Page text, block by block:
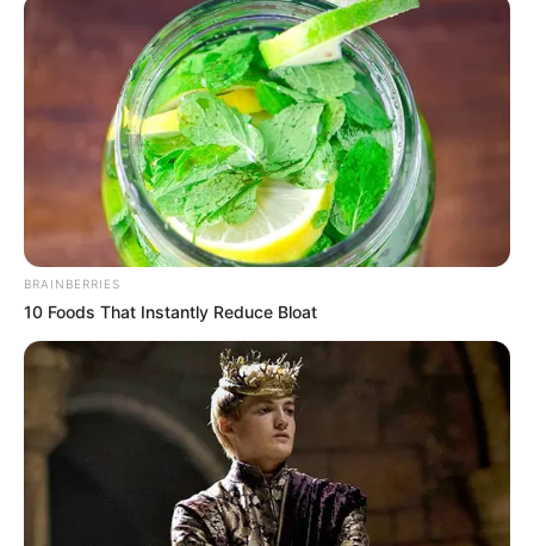
BRAINBERRIES
10 Foods That Instantly Reduce Bloat